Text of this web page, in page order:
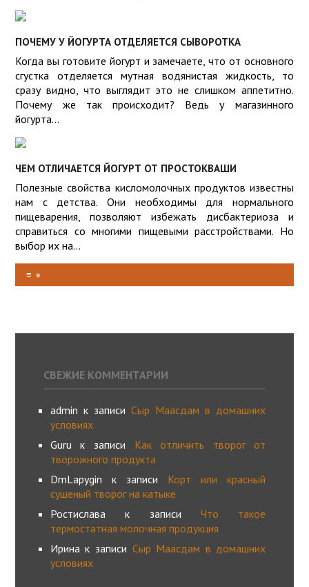
ПОЧЕМУ У ЙОГУРТА ОТДЕЛЯЕТСЯ СЫВОРОТКА
Когда вы готовите йогурт и замечаете, что от основного
сгустка отделяется мутная водянистая жидкость, то
сразу видно, что выглядит это не слишком аппетитно.
Почему же так происходит? Ведь у магазинного
йогурта...
ЧЕМ ОТЛИЧАЕТСЯ ЙОГУРТ ОТ ПРОСТОКВАШИ
Полезные свойства кисломолочных продуктов известны
нам с детства. Они необходимы для нормального
пищеварения, позволяют избежать дисбактериоза и
справиться со многими пищевыми расстройствами. Но
выбор их на...
≡ »
СВЕЖИЕ КОММЕНТАРИИ
admin к записи Сыр Маасдам в домашних
условиях
Guruк записи Как отличить творог от
творожного продукта
DmLapygin к записи Корт или красный
сушеный творог на катыке
Ростиславак записи Что такое
термостатная молочная продукция
Иринак записи Сыр Маасдам в домашних
условиях